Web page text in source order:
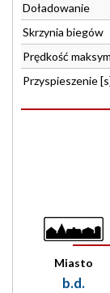
Doładowanie
Skrzynia biegów
Prędkość
Przyspieszenie
Miasto
b.d.